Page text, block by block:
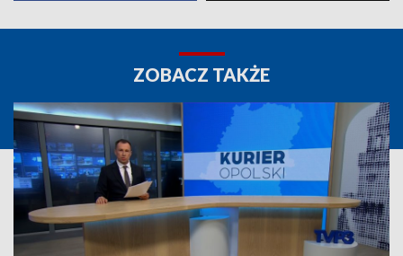
ZOBACZ TAKŻE